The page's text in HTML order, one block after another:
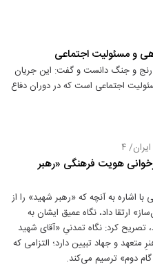
و مسئولیت اجتماعی
رنج و جنگ دانست و گفت: این جریان
اجتماعی است که در دوران دفاع
۴
هویت فرهنگی «رهبر
اشاره به آنچه که «رهبر شهید» را از
ارتقا داد، نگاه عمیق ایشان به
تصریح کرد: نگاه تمدنیِ «آقای شهید
متعهد و جهاد تبیین دارد؛ التزامی که
گام دوم» ترسیم می‌کند.